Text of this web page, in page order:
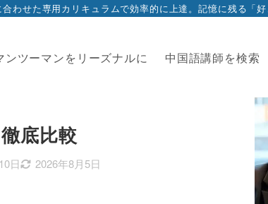
わせた専用カリキュラムで効率的に上達。記憶に残る「
ンツーマンをリーズナルに 中国語講師を検索
底比較
日 2026年8月5日